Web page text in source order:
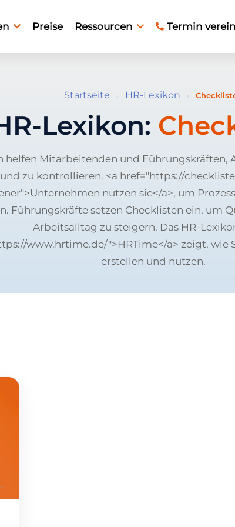
Preise Ressourcen Termin
Startseite › HR-Lexikon ›
Lexikon:
helfen Mitarbeitenden und Führungskräften,
zu kontrollieren. <a href="https://
nutzen sie</a>, um
Führungskräfte setzen Checklisten ein, um
Arbeitsalltag zu steigern. Das HR-
www.hrtime.de/">HRTime</a> zeigt, wie
erstellen und nutzen.